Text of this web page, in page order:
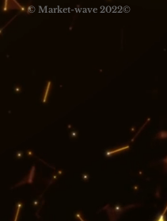
© Market-wave 2022©